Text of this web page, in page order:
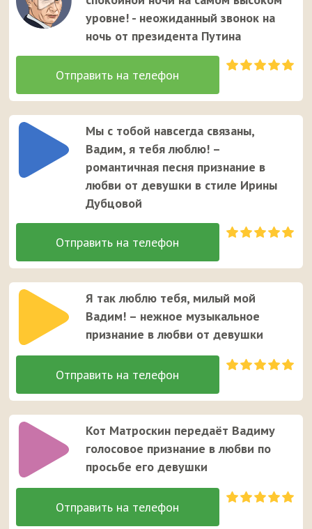
уровне! - неожиданный звонок на
ночь от президента Путина
Мы с тобой навсегда связаны,
Вадим, я тебя люблю! –
романтичная песня признание в
любви от девушки в стиле Ирины
Дубцовой
Я так люблю тебя, милый мой
Вадим! – нежное музыкальное
признание в любви от девушки
Кот Матроскин передаёт Вадиму
голосовое признание в любви по
просьбе его девушки